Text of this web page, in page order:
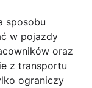
sposobu
w pojazdy
oraz
z transportu
ograniczy